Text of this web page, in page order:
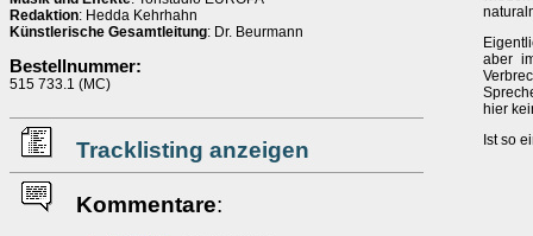
Redaktion: Hedda Kehrhahn
Künstlerische Gesamtleitung: Dr. Beurmann
Bestellnummer:
515 733.1 (MC)
Tracklisting anzeigen
Kommentare:
aber
hier
Ist so